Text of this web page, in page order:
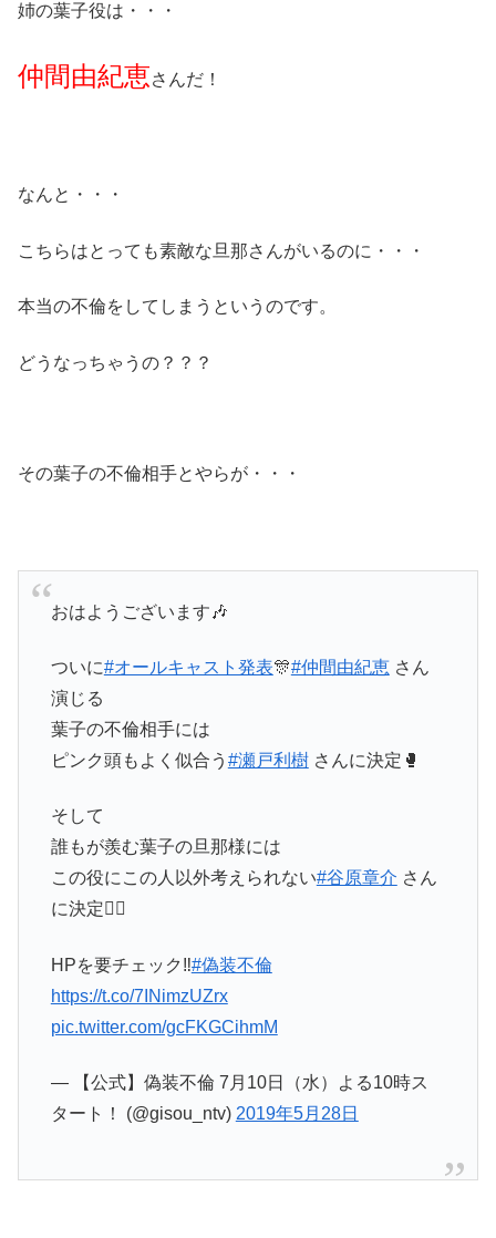
姉の葉子役は・・・
仲間由紀恵さんだ！
なんと・・・
こちらはとっても素敵な旦那さんがいるのに・・・
本当の不倫をしてしまうというのです。
どうなっちゃうの？？？
その葉子の不倫相手とやらが・・・
おはようございます🎶
ついに#オールキャスト発表🎊#仲間由紀恵さん
演じる
葉子の不倫相手には
ピンク頭もよく似合う #瀬戸利樹さんに決定🥊
そして
誰もが羨む葉子の旦那様には
この役にこの人以外考えられない#谷原章介 さん
に決定🙆‍♂️
HPを要チェック‼️#偽装不倫
https://t.co/7INimzUZrx
pic.twitter.com/gcFKGCihmM
— 【公式】偽装不倫 7月10日（水）よる10時ス
タート！ (@gisou_ntv) 2019年5月28日